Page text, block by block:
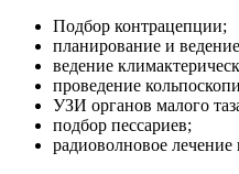
Подбор контрацепции;
планирование и
ведение
проведение
УЗИ органов малого
подбор пессариев;
радиоволновое